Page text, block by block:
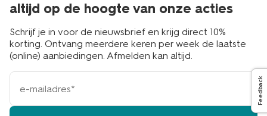
altijd op de hoogte van onze acties
Schrijf je in voor de nieuwsbrief en krijg direct 10%
korting. Ontvang meerdere keren per week de laatste
(online) aanbiedingen. Afmelden kan altijd.
e-
mailadres
Feedback